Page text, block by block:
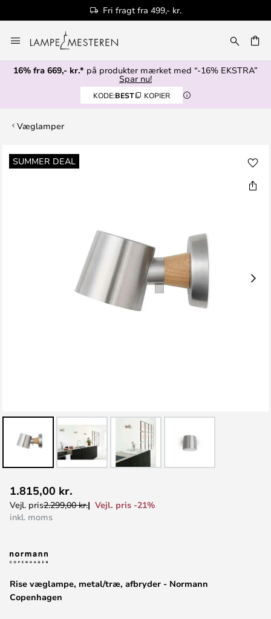
Fri fragt fra 499,- kr.
to
Content
16% fra 669,- kr.* på produkter mærket med “-16% EKSTRA”
Spar nu!
KODE:BEST KOPIER
Væglamper
SUMMER DEAL
Gå
til
til
starten
Rise væglampe, metal/træ, afbryder - Normann
Copenhagen
1.815,00 kr.
Vejl. pris2.299,00 kr.
Vejl. pris -21%
inkl. moms